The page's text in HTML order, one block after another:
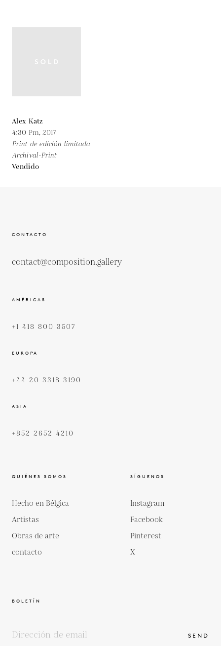
Alex Katz
4:30 Pm, 2017
Print de edición limitada
Archival-Print
Vendido
CONTACTO
contact@composition.gallery
AMÉRICAS
+1 418 800 3507
EUROPA
+44 20 3318 3190
ASIA
+852 2652 4210
QUIÉNES SOMOS
Hecho en Bélgica
Artistas
Obras de arte
contacto
SÍGUENOS
Instagram
Facebook
Pinterest
X
BOLETÍN
SEND